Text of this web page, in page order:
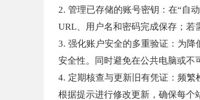
2. 管理已存储的账号密钥：在“自
URL、用户名和密码完成保存；若
3. 强化账户安全的多重验证：为
安全性。同时避免在公共电脑或不
4. 定期核查与更新旧有凭证：频
根据提示进行修改更新，确保每个